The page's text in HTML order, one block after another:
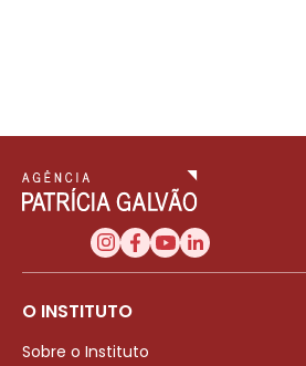
O INSTITUTO
Sobre o Instituto